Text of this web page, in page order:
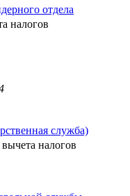
отдела
налогов
служба)
вычета налогов